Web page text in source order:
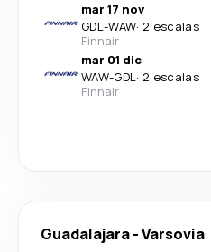
mar 17 nov
GDL-WAW· 2 escalas
Finnair
mar 01 dic
WAW-GDL· 2 escalas
Finnair
Guadalajara-Varsovia